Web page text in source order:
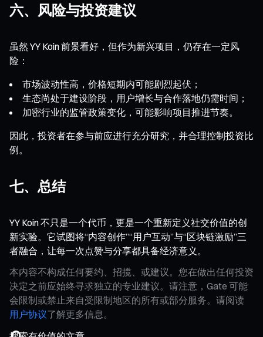
六、风险与投资建议
虽然 YY Koin 前景看好，但作为新兴项目，仍存在一定风
险：
市场波动性高，价格短期内可能剧烈起伏；
生态尚处于建设阶段，用户增长与合作落地仍需时间；
加密行业的监管政策变化，可能影响项目推进节奏。
因此，投资者在参与前应进行充分研究，并合理控制投资比
例。
七、总结
YY Koin 不只是一个代币，更是一个重新定义社交价值的创
新实验。它试图将“内容创作”“用户互动”与“区块链激励”三
者融合，让每一次点赞与分享都具备经济意义。
本内容不构成任何要约、招揽、或建议。您在做出任何投资
决定之前应始终寻求独立的专业建议。请注意，Gate 可能
会限制或禁止来自受限制地区的所有或部分服务。请阅读
用户协议了解更多信息。